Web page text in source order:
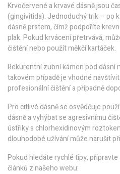
Krvočervené a krvavé dásně jsou
(gingivitida). Jednoduchý trik – po
dásně prstem, čímž podpoříte
plak. Pokud krvácení přetrvává,
čištění nebo použít měkčí kartáček.
Rekurentní zubní kámen pod dásní
takovém případě je vhodné
profesionální čištění a případně
Pro citlivé dásně se osvědčuje
dásně a vyhýbat se agresivnímu
ústřiky s chlorhexidinovým
dlouhodobé užívání může narušit
Pokud hledáte rychlé tipy,
článků z našeho webu: